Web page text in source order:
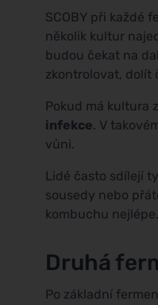
SCOBY při každé
několik kultur
budou čekat na
zkontrolovat, dolít
Pokud má kultura
infekce. V
vůni.
Lidé často sdílejí
sousedy nebo
kombuchu
Druhá
Po základní